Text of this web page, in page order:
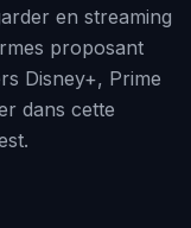
en streaming
proposant
Disney+, Prime
dans cette